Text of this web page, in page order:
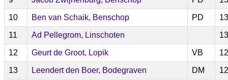
10 Ben van Schaik, Benschop PD
11 Ad Pellegrom, Linschoten
12 Geurt de Groot, Lopik VB
13 Leendert den Boer, Bodegraven DM